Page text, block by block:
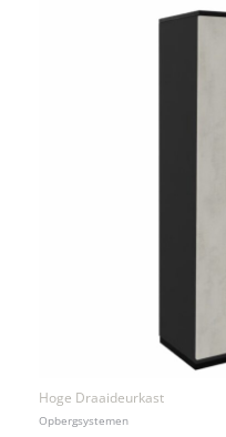
Hoge Draaideurkast
Opbergsystemen